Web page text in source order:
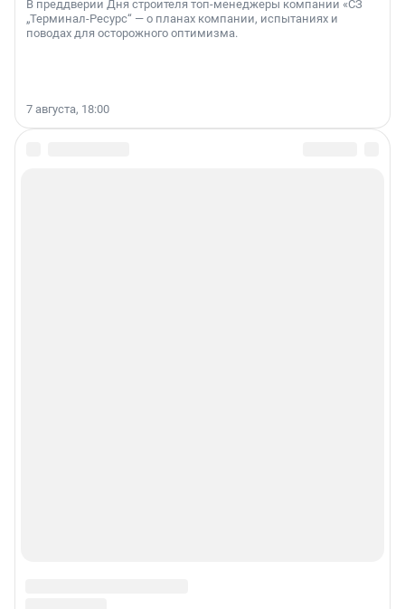
В преддверии Дня строителя топ-менеджеры компании «СЗ
„Терминал-Ресурс“ — о планах компании, испытаниях и
поводах для осторожного оптимизма.
7 августа, 18:00